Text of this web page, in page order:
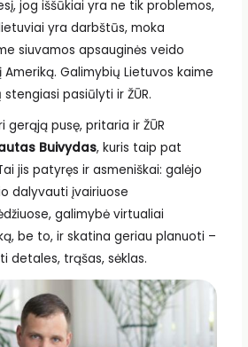
jog iššūkiai yra ne tik problemos,
yra darbštūs, moka
siuvamos apsauginės veido
Ameriką. Galimybių Lietuvos kaime
pasiūlyti ir ŽŪR.
gerąją pusę, pritaria ir ŽŪR
Buivydas, kuris taip pat
jis patyręs ir asmeniškai: galėjo
dalyvauti įvairiuose
galimybė virtualiai
be to, ir skatina geriau planuoti –
detales, trąšas, sėklas.